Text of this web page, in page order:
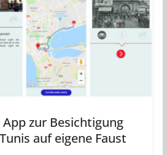
zur Besichtigung
auf eigene Faust